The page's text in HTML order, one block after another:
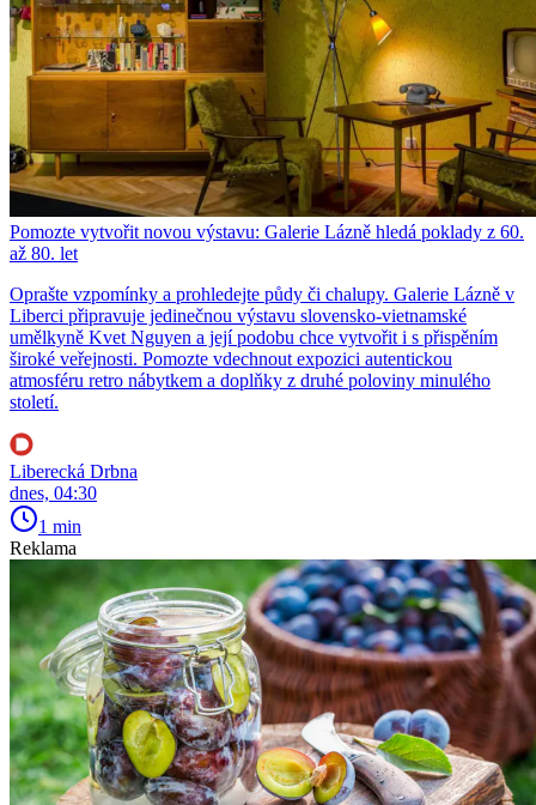
Pomozte vytvořit novou výstavu: Galerie Lázně hledá poklady z 60.
až 80. let
Oprašte vzpomínky a prohledejte půdy či chalupy. Galerie Lázně v
Liberci připravuje jedinečnou výstavu slovensko-vietnamské
umělkyně Kvet Nguyen a její podobu chce vytvořit i s přispěním
široké veřejnosti. Pomozte vdechnout expozici autentickou
atmosféru retro nábytkem a doplňky z druhé poloviny minulého
století.
Liberecká Drbna
dnes, 04:30
1 min
Reklama